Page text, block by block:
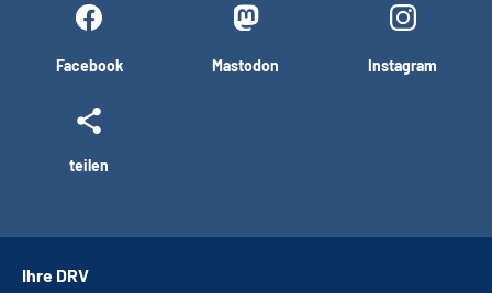
Facebook Mastodon Instagram
teilen
Ihre DRV